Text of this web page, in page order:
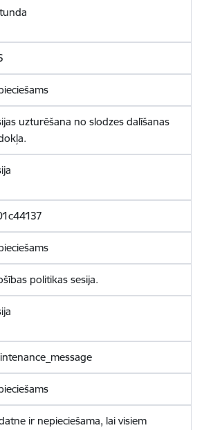
uzturēšana no slodzes dalīšanas
politikas sesija.
ir nepieciešama, lai visiem